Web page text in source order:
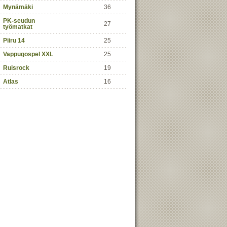
Mynämäki 36
PK-seudun
työmatkat
27
Piiru 14
25
Vappugospel XXL
25
Ruisrock
19
Atlas 16